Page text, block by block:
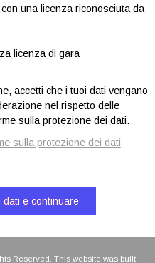
una licenza riconosciuta da
licenza di gara
accetti che i tuoi dati vengano
nel rispetto delle
sulla protezione dei dati.
sulla protezione dei dati
Reserved. This website was built